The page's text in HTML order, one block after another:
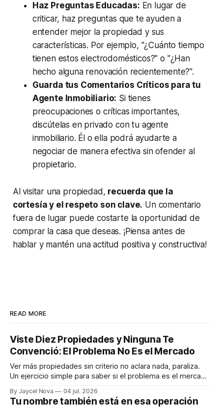
Haz Preguntas Educadas: En lugar de
criticar, haz preguntas que te ayuden a
entender mejor la propiedad y sus
características. Por ejemplo, "¿Cuánto tiempo
tienen estos electrodomésticos?" o "¿Han
hecho alguna renovación recientemente?".
Guarda tus Comentarios Críticos para tu
Agente Inmobiliario: Si tienes
preocupaciones o críticas importantes,
discútelas en privado con tu agente
inmobiliario. Él o ella podrá ayudarte a
negociar de manera efectiva sin ofender al
propietario.
Al visitar una propiedad, recuerda que la
cortesía y el respeto son clave. Un comentario
fuera de lugar puede costarte la oportunidad de
comprar la casa que deseas. ¡Piensa antes de
hablar y mantén una actitud positiva y constructiva!
READ MORE
Viste Diez Propiedades y Ninguna Te
Convenció: El Problema No Es el Mercado
Ver más propiedades sin criterio no aclara nada, paraliza.
Un ejercicio simple para saber si el problema es el mercado
By Jaycel Nova 04 jul. 2026
Tu nombre también está en esa operación